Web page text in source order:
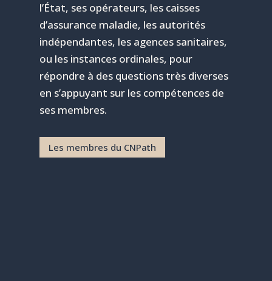
l’État, ses opérateurs, les caisses
d’assurance maladie, les autorités
indépendantes, les agences sanitaires,
ou les instances ordinales, pour
répondre à des questions très diverses
en s’appuyant sur les compétences de
ses membres.
Les membres du CNPath